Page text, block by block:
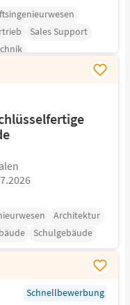
Sales Support
Architektur
Schulgebäude
Schnellbewerbung